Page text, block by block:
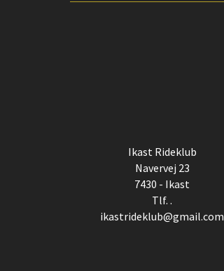
Ikast Rideklub
Navervej 23
7430 - Ikast
Tlf. .
ikastrideklub@gmail.com